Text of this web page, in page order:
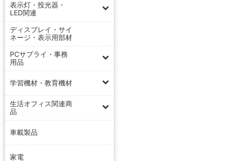
表示灯・投光器・
LED関連
ディスプレイ・サイ
ネージ・表示用部材
PCサプライ・事務
用品
学習機材・教育機材
生活オフィス関連商
品
車載製品
家電